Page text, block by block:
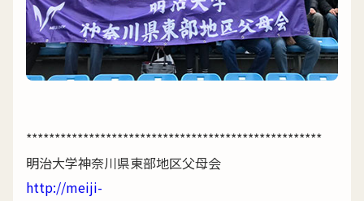
****************************************************
明治大学神奈川県東部地区父母会
http://meiji-